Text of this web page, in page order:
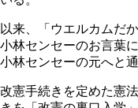
以来、「ウエルカムだ
小林センセーのお言葉
小林センセーの元へと
改憲手続きを定めた憲